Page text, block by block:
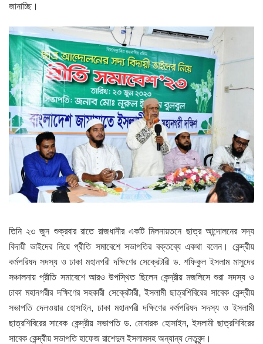
জানাচ্ছি।
তিনি ২৩ জুন শুক্রবার রাতে রাজধানীর একটি মিলনায়তনে ছাত্র আন্দোলনের সদ্য
বিদায়ী ভাইদের নিয়ে প্রীতি সমাবেশে সভাপতির বক্তব্যে একথা বলেন। কেন্দ্রীয়
কর্মপরিষদ সদস্য ও ঢাকা মহানগরী দক্ষিণের সেক্রেটারী ড. শফিকুল ইসলাম মাসুদের
সঞ্চালনায় প্রীতি সমাবেশে আরও উপস্থিত ছিলেন কেন্দ্রীয় মজলিসে শুরা সদস্য ও
ঢাকা মহানগরীর দক্ষিণের সহকারী সেক্রেটারী, ইসলামী ছাত্রশিবিরের সাবেক কেন্দ্রীয়
সভাপতি দেলওয়ার হোসাইন, ঢাকা মহানগরী দক্ষিণের কর্মপরিষদ সদস্য ও ইসলামী
ছাত্রশিবিরের সাবেক কেন্দ্রীয় সভাপতি ড. মোবারক হোসাইন, ইসলামী ছাত্রশিবিরের
সাবেক কেন্দ্রীয় সভাপতি হাফেজ রাশেদুল ইসলামসহ অন্যান্য নেতৃবৃন্দ।